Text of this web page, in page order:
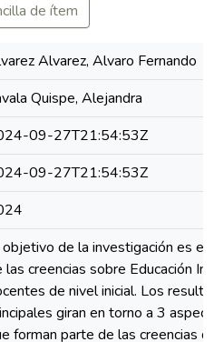
de ítem
Alvarez, Alvaro Fernando
Quispe, Alejandra
09-27T21:54:53Z
09-27T21:54:53Z
objetivo de la investigación es
las creencias sobre Educación
de nivel inicial. Los
giran en torno a 3
forman parte de las creencias